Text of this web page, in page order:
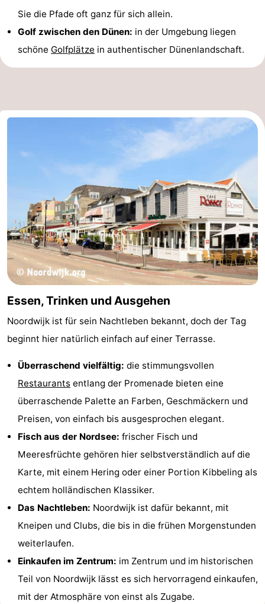
Sie die Pfade oft ganz für sich allein.
Golf zwischen den Dünen: in der Umgebung liegen
schöne Golfplätze in authentischer Dünenlandschaft.
Essen, Trinken und Ausgehen
Noordwijk ist für sein Nachtleben bekannt, doch der Tag
beginnt hier natürlich einfach auf einer Terrasse.
Überraschend vielfältig: die stimmungsvollen
Restaurants entlang der Promenade bieten eine
überraschende Palette an Farben, Geschmäckern und
Preisen, von einfach bis ausgesprochen elegant.
Fisch aus der Nordsee: frischer Fisch und
Meeresfrüchte gehören hier selbstverständlich auf die
Karte, mit einem Hering oder einer Portion Kibbeling als
echtem holländischen Klassiker.
Das Nachtleben: Noordwijk ist dafür bekannt, mit
Kneipen und Clubs, die bis in die frühen Morgenstunden
weiterlaufen.
Einkaufen im Zentrum: im Zentrum und im historischen
Teil von Noordwijk lässt es sich hervorragend einkaufen,
mit der Atmosphäre von einst als Zugabe.